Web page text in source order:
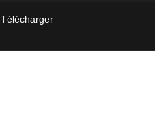
Télécharger